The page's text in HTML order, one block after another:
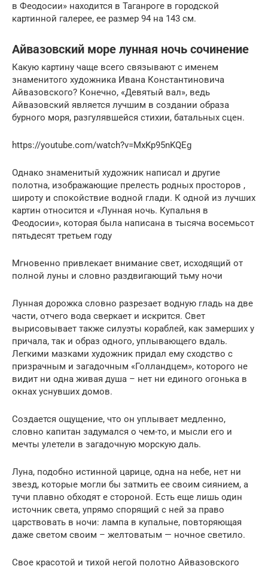
в Феодосии» находится в Таганроге в городской
картинной галерее, ее размер 94 на 143 см.
Айвазовский море лунная ночь сочинение
Какую картину чаще всего связывают с именем
знаменитого художника Ивана Константиновича
Айвазовского? Конечно, «Девятый вал», ведь
Айвазовский является лучшим в создании образа
бурного моря, разгулявшейся стихии, батальных сцен.
https://youtube.com/watch?v=MxKp95nKQEg
Однако знаменитый художник написал и другие
полотна, изображающие прелесть родных просторов ,
широту и спокойствие водной глади. К одной из лучших
картин относится и «Лунная ночь. Купальня в
Феодосии», которая была написана в тысяча восемьсот
пятьдесят третьем году
Мгновенно привлекает внимание свет, исходящий от
полной луны и словно раздвигающий тьму ночи
Лунная дорожка словно разрезает водную гладь на две
части, отчего вода сверкает и искрится. Свет
вырисовывает также силуэты кораблей, как замерших у
причала, так и образ одного, уплывающего вдаль.
Легкими мазками художник придал ему сходство с
призрачным и загадочным «Голландцем», которого не
видит ни одна живая душа – нет ни единого огонька в
окнах уснувших домов.
Создается ощущение, что он уплывает медленно,
словно капитан задумался о чем-то, и мысли его и
мечты улетели в загадочную морскую даль.
Луна, подобно истинной царице, одна на небе, нет ни
звезд, которые могли бы затмить ее своим сиянием, а
тучи плавно обходят е стороной. Есть еще лишь один
источник света, упрямо спорящий с ней за право
царствовать в ночи: лампа в купальне, повторяющая
даже светом своим – желтоватым — ночное светило.
Свое красотой и тихой негой полотно Айвазовского